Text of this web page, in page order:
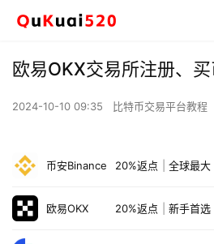
欧易OKX交易所注册、
2024-10-10 09:35 比特币交易平台教程
币安Binance 20%返点 全球最大
欧易OKX 20%返点 新手首选